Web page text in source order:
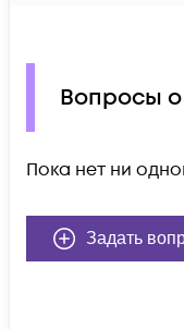
Вопросы
Пока нет ни
Задать